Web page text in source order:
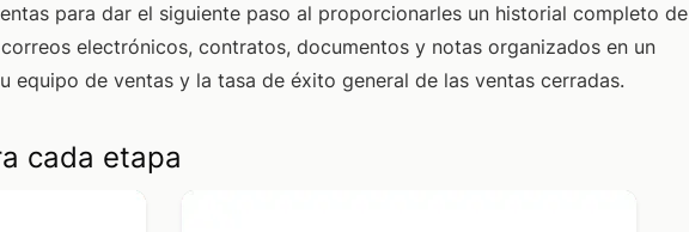
para dar el siguiente paso al proporcionarles un historial completo de
electrónicos, contratos, documentos y notas organizados en un
equipo de ventas y la tasa de éxito general de las ventas cerradas.
cada etapa